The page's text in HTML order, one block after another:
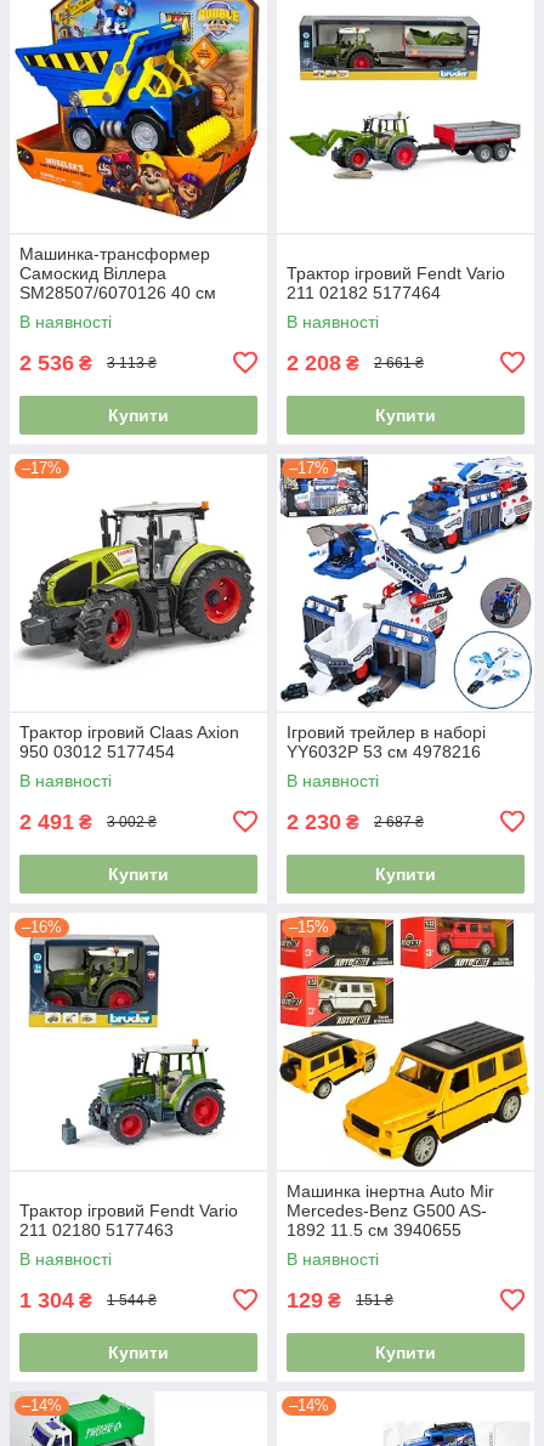
Машинка-трансформер
Самоскид Віллера
SM28507/6070126 40 см
4976896
В наявності
2 536 ₴ 3 113 ₴
Купити
Трактор ігровий Fendt Vario
211 02182 5177464
В наявності
2 208 ₴ 2 661 ₴
Купити
–17%
Трактор ігровий Claas Axion
950 03012 5177454
В наявності
2 491 ₴ 3 002 ₴
Купити
–17%
Ігровий трейлер в наборі
YY6032P 53 см 4978216
В наявності
2 230 ₴ 2 687 ₴
Купити
–16%
Трактор ігровий Fendt Vario
211 02180 5177463
В наявності
1 304 ₴ 1 544 ₴
Купити
–15%
Машинка інертна Auto Mir
Mercedes-Benz G500 AS-
1892 11.5 см 3940655
В наявності
129 ₴ 151 ₴
Купити
–14% –14%